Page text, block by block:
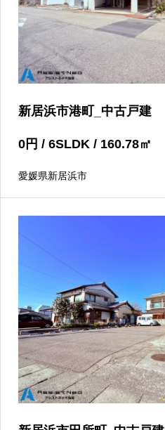
新居浜市港町_中古戸建
0 円 / 6SLDK / 160.78㎡
愛媛県新居浜市